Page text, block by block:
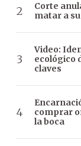
Corte
matar a
Video:
ecológico
claves
comprar
la boca